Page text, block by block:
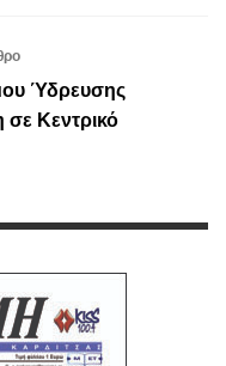
Ύδρευσης
Κεντρικό